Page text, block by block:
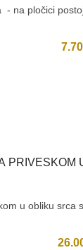
- na pločici
PRIVESKOM
u obliku srca